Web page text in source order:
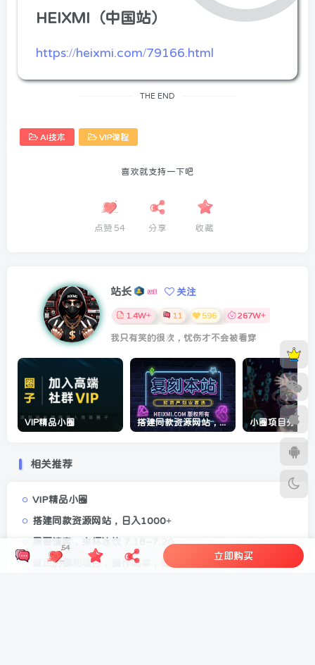
HEIXMI（中国站）
https://heixmi.com/79166.html
THE END
AI技术 VIP课程
喜欢就支持一下吧
点赞 54 分享 收藏
站长 关注
1.4W+ 11 596 267W+
我只有笑的很欢，忧伤才不会被看穿
VIP精品小圈 搭建同款资源网站，日入1000+
相关推荐
VIP精品小圈
搭建同款资源网站，日入1000+
黑哥请客，来杯冰饮 7.18~7.20
真正的暴利项目，操作简单，每天收益1200＋，自己做老板
54
立即购买